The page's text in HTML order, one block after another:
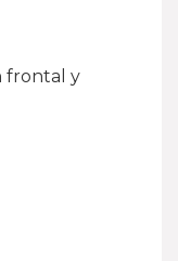
frontal y